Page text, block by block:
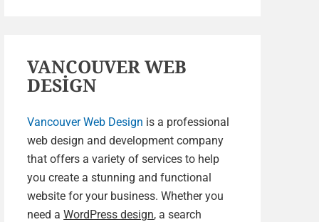
VANCOUVER WEB
DESİGN
Vancouver Web Design is a professional
web design and development company
that offers a variety of services to help
you create a stunning and functional
website for your business. Whether you
need aWordPress design, a search